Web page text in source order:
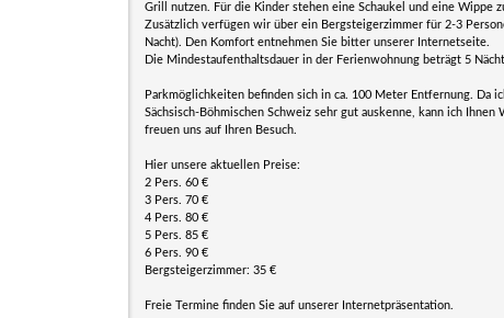
Grill nutzen. Für die Kinder stehen eine Schaukel und eine Wippe
Zusätzlich verfügen wir über ein Bergsteigerzimmer für 2-3
Nacht). Den Komfort entnehmen Sie bitter unserer Internetseite.
Die Mindestaufenthaltsdauer in der Ferienwohnung beträgt 5
Parkmöglichkeiten befinden sich in ca. 100 Meter Entfernung. Da
Sächsisch-Böhmischen Schweiz sehr gut auskenne, kann ich
freuen uns auf Ihren Besuch.
Hier unsere aktuellen Preise:
2 Pers. 60 €
3 Pers. 70 €
4 Pers. 80 €
5 Pers. 85 €
6 Pers. 90 €
Bergsteigerzimmer: 35 €
Freie Termine finden Sie auf unserer Internetpräsentation.